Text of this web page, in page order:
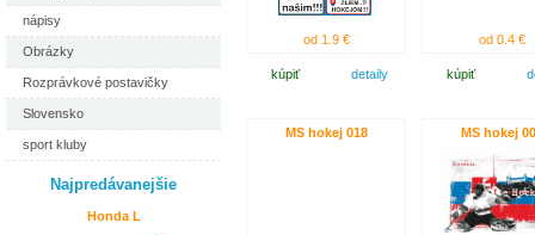
nápisy
Obrázky
Rozprávkové postavičky
Slovensko
sport kluby
Najpredávanejšie
Honda L
od 1.9 €
kúpiť detaily
od 0.4 €
kúpiť
MS hokej 018 MS hokej